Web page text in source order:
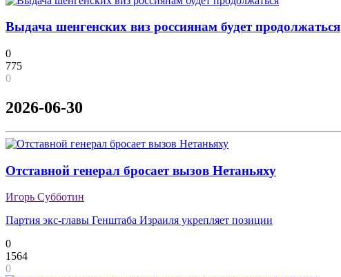
Выдача шенгенских виз россиянам будет продолжаться
0
775
0
2026-06-30
Отставной генерал бросает вызов Нетаньяху
Игорь Субботин
Партия экс-главы Генштаба Израиля укрепляет позиции
0
1564
0